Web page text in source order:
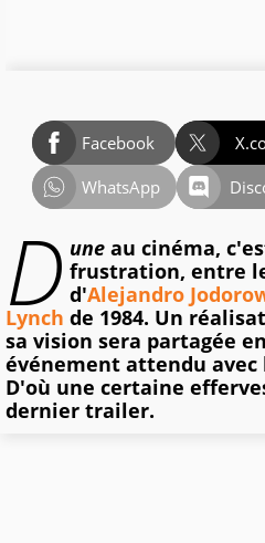
Facebook
WhatsApp
D une au cinéma,
frustration, entre
d'Alejandro
Lynch de 1984. Un
sa vision sera partagée
événement attendu avec
D'où une certaine
dernier trailer.